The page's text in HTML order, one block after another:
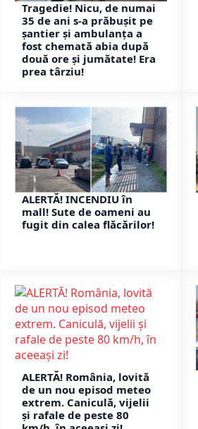
Tragedie! Nicu, de numai
35 de ani s-a prăbușit pe
șantier și ambulanța a
fost chemată abia după
două ore și jumătate! Era
prea târziu!
ALERTĂ! INCENDIU în
mall! Sute de oameni au
fugit din calea flăcărilor!
ALERTĂ! România, lovită
de un nou episod meteo
extrem. Caniculă, vijelii
și rafale de peste 80